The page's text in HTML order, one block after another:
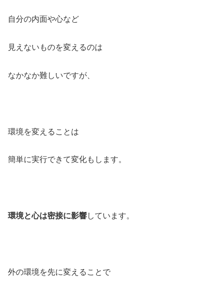
自分の内面や心など
見えないものを変えるのは
なかなか難しいですが、
環境を変えることは
簡単に実行できて変化もします。
環境と心は密接に影響しています。
外の環境を先に変えることで